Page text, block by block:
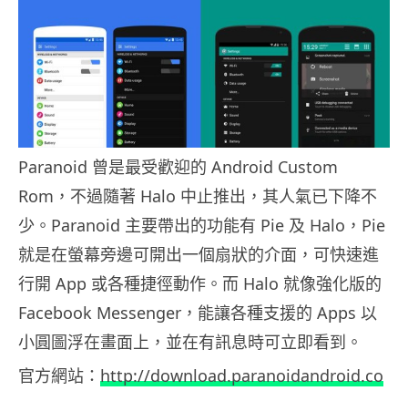
Paranoid 曾是最受歡迎的 Android Custom
Rom，不過隨著 Halo 中止推出，其人氣已下降不
少。Paranoid 主要帶出的功能有 Pie 及 Halo，Pie
就是在螢幕旁邊可開出一個扇狀的介面，可快速進
行開 App 或各種捷徑動作。而 Halo 就像強化版的
Facebook Messenger，能讓各種支援的 Apps 以
小圓圖浮在畫面上，並在有訊息時可立即看到。
官方網站： http://download.paranoidandroid.co